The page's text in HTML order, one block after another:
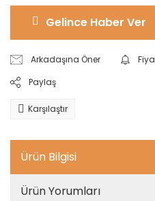
Gelince Haber Ver
Arkadaşına Öner
Paylaş
Karşılaştır
Ürün Bilgisi
Ürün Yorumları